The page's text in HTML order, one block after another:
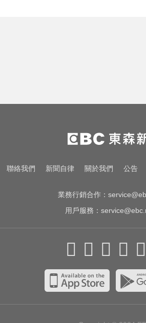
弊」！官方急出手
白海豚逼近放颱風假？蔣萬
每天2000CC是錯的？醫師
聯絡我們 新聞自律 關於我們 公告
業務行銷合作：
用戶服務：